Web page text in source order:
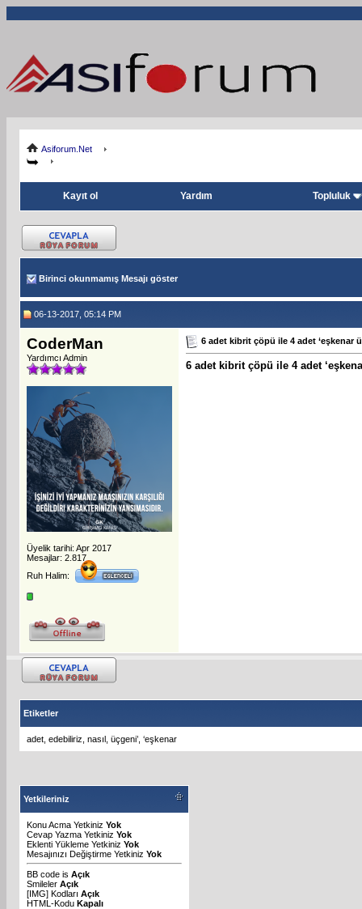
Asiforum.Net
Kayıt ol Yardım Topluluk
Birinci okunmamış Mesajı göster
06-13-2017, 05:14 PM
CoderMan
Yardımcı Admin
Üyelik tarihi: Apr 2017
Mesajlar: 2.817
Ruh Halim:
6 adet kibrit çöpü ile 4 adet ‘eşkenar
6 adet kibrit çöpü ile 4 adet
Etiketler
adet edebiliriz nasıl üçgeni’ ‘eşkenar
Yetkileriniz
Konu Acma Yetkiniz Yok
Cevap Yazma Yetkiniz Yok
Eklenti Yükleme Yetkiniz Yok
Mesajınızı Değiştirme Yetkiniz Yok
BB code is Açık
Smileler Açık
[IMG] Kodları Açık
HTML-Kodu Kapalı